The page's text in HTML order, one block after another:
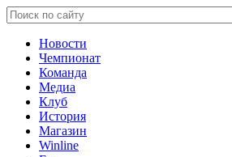
Новости
Чемпионат
Команда
Медиа
Клуб
История
Магазин
Winline